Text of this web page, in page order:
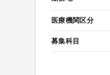
医療機関区分
募集科目